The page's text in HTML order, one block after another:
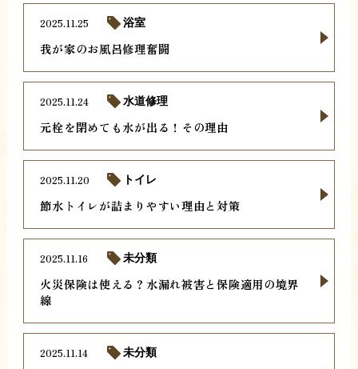
我が家のお風呂修理奮闘
2025.11.25 浴室
元栓を閉めても水が出る！その理由
2025.11.24 水道修理
節水トイレが詰まりやすい理由と対策
2025.11.20 トイレ
火災保険は使える？水漏れ被害と保険適用の境界
線
2025.11.16 未分類
2025.11.14 未分類